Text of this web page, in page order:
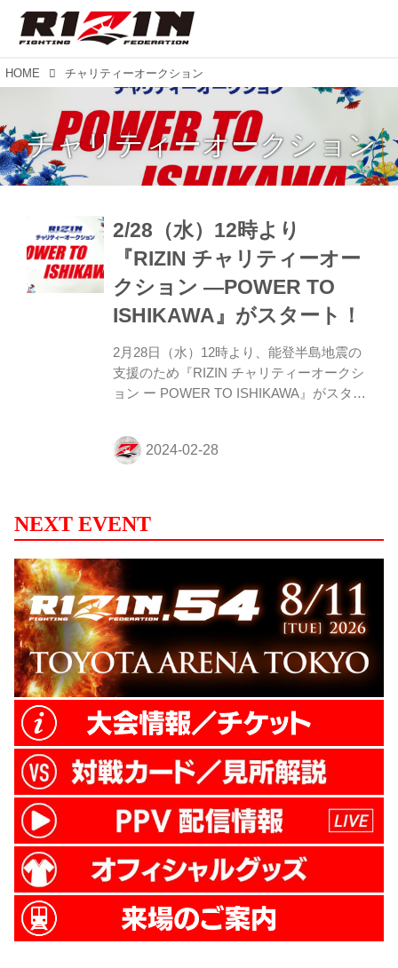
HOME チャリティーオークション
チャリティーオークション
2/28（水）12時より
『RIZIN チャリティーオー
クション —POWER TO
ISHIKAWA』がスタート！
2月28日（水）12時より、能登半島地震の
支援のため『RIZIN チャリティーオークシ
ョン ー POWER TO ISHIKAWA』がスター
in SAGAで激闘を繰り広げたルイス・グス
タボ&堀江圭功、摩嶋一整&今成正和、矢地
を入れてもらったぞ！ 以下の内容をご確認
の上、世界に一つだけのグローブに入札し
よう 本オークションで得た収益は経費等を
除いて全額石川県に寄付いたします。 出品
アイテム ①【ルイス・グスタボ&堀江圭功
セット】RIZIN LANDMARK 8...
NEXT EVENT